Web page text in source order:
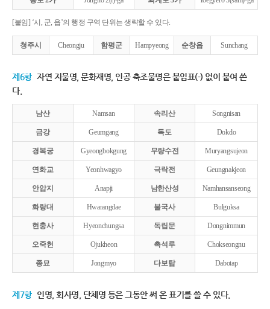
[붙임] ‘시, 군, 읍’의 행정 구역 단위는 생략할 수 있다.
청주시 Cheongju 함평군 Hampyeong 순창읍 Sunchang
제6항 자연 지물명, 문화재명, 인공 축조물명은 붙임표(-) 없이 붙여 쓴
다.
남산 Namsan 속리산 Songnisan
금강 Geumgang 독도 Dokdo
경복궁 Gyeongbokgung 무량수전 Muryangsujeon
연화교 Yeonhwagyo 극락전 Geungnakjeon
안압지 Anapji 남한산성 Namhansanseong
화랑대 Hwarangdae 불국사 Bulguksa
현충사 Hyeonchungsa 독립문 Dongnimmun
오죽헌 Ojukheon 촉석루 Chokseongnu
종묘 Jongmyo 다보탑 Dabotap
제7항 인명, 회사명, 단체명 등은 그동안 써 온 표기를 쓸 수 있다.